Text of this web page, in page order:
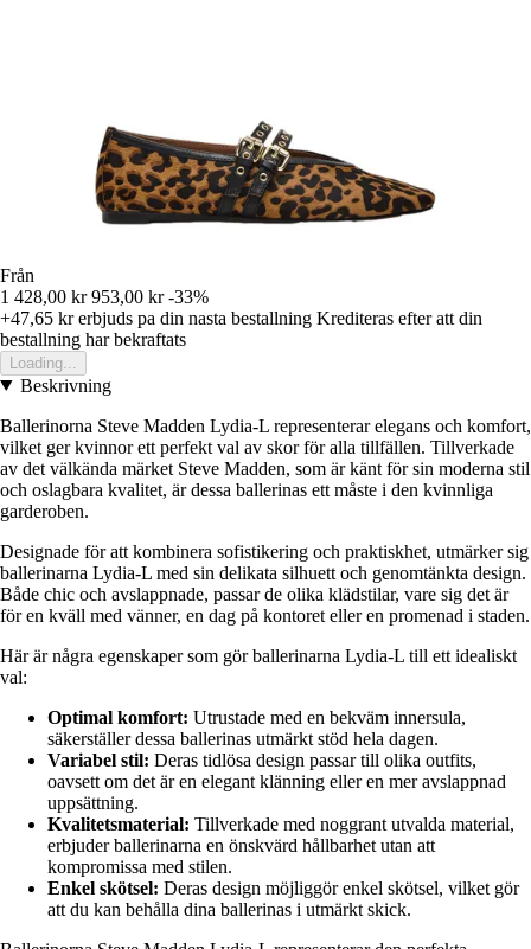
Från
1 428,00 kr 953,00 kr -33%
+47,65 krerbjuds pa din nasta bestallning Krediteras efter att din
bestallning har bekraftats
Loading...
Beskrivning
Ballerinorna Steve Madden Lydia-L representerar elegans och komfort,
vilket ger kvinnor ett perfekt val av skor för alla tillfällen. Tillverkade
av det välkända märket Steve Madden, som är känt för sin moderna stil
och oslagbara kvalitet, är dessa ballerinas ett måste i den kvinnliga
garderoben.
Designade för att kombinera sofistikering och praktiskhet, utmärker sig
ballerinarna Lydia-L med sin delikata silhuett och genomtänkta design.
Både chic och avslappnade, passar de olika klädstilar, vare sig det är
för en kväll med vänner, en dag på kontoret eller en promenad i staden.
Här är några egenskaper som gör ballerinarna Lydia-L till ett idealiskt
val:
Optimal komfort: Utrustade med en bekväm innersula,
säkerställer dessa ballerinas utmärkt stöd hela dagen.
Variabel stil: Deras tidlösa design passar till olika outfits,
oavsett om det är en elegant klänning eller en mer avslappnad
uppsättning.
Kvalitetsmaterial: Tillverkade med noggrant utvalda material,
erbjuder ballerinarna en önskvärd hållbarhet utan att
kompromissa med stilen.
Enkel skötsel: Deras design möjliggör enkel skötsel, vilket gör
att du kan behålla dina ballerinas i utmärkt skick.